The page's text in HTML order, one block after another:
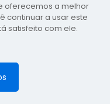
de Comunicação da
Una - PE
Digital
oferecemos a melhor
continuar a usar este
satisfeito com ele.